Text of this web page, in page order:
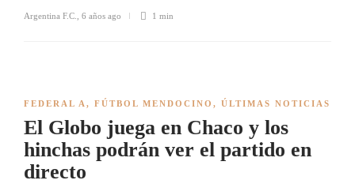
Argentina F.C. 6 años ago 1 min
FEDERAL A , FÚTBOL MENDOCINO , ÚLTIMAS NOTICIAS
El Globo juega en Chaco y los
hinchas podrán ver el partido en
directo